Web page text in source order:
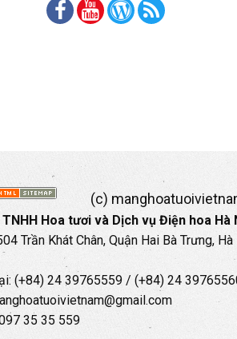
(c)
Hoa tươi và Dịch vụ Điện hoa Hà
Trần Khát Chân, Quận Hai Bà Trưng,
(+84) 24 39765559 / (+84) 24
35 35 559